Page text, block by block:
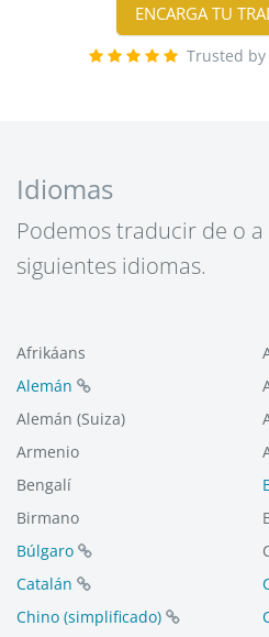
ENCARGA TU
Trusted
Idiomas
Podemos traducir de o
siguientes idiomas.
Afrikáans
Alemán
Alemán (Suiza)
Armenio
Bengalí
Birmano
Búlgaro
Catalán
Chino (simplificado)